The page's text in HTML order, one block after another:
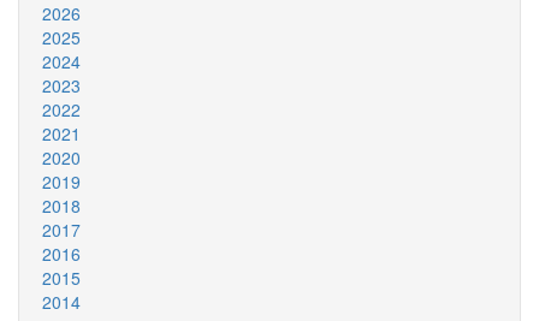
2026
2025
2024
2023
2022
2021
2020
2019
2018
2017
2016
2015
2014